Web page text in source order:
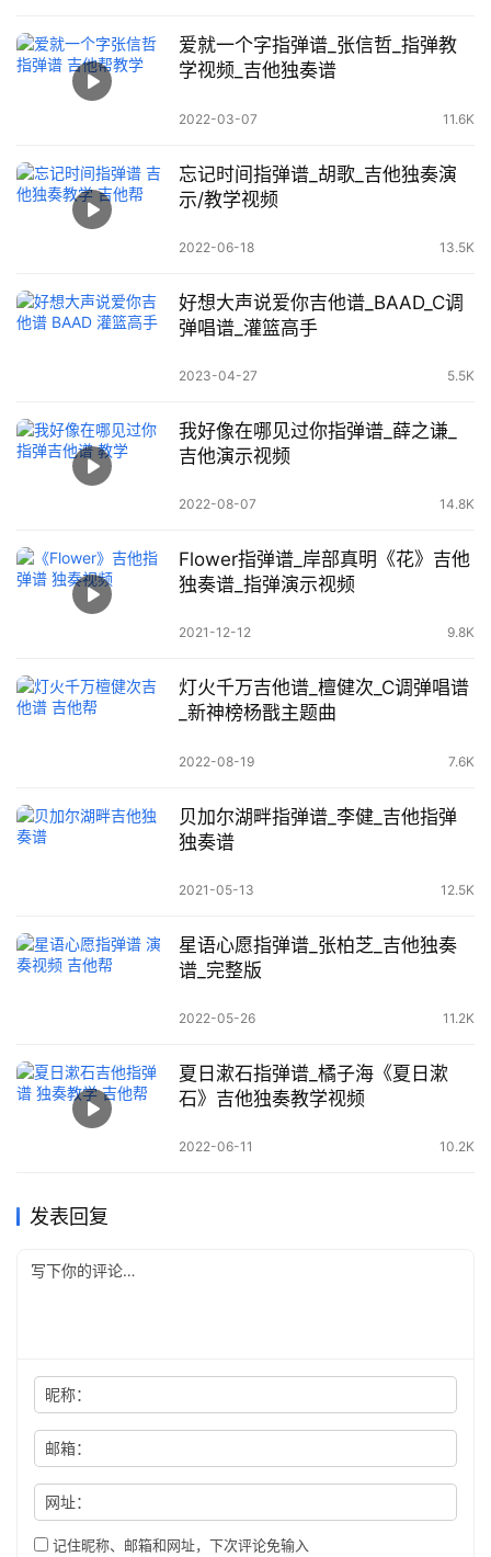
爱就一个字指弹谱_张信哲_指弹教
学视频_吉他独奏谱
2022-03-07 11.6K
忘记时间指弹谱_胡歌_吉他独奏演
示/教学视频
2022-06-18 13.5K
好想大声说爱你吉他谱_BAAD_C调
弹唱谱_灌篮高手
2023-04-27 5.5K
我好像在哪见过你指弹谱_薛之谦_
吉他演示视频
2022-08-07 14.8K
Flower指弹谱_岸部真明《花》吉他
独奏谱_指弹演示视频
2021-12-12 9.8K
灯火千万吉他谱_檀健次_C调弹唱谱
_新神榜杨戬主题曲
2022-08-19 7.6K
贝加尔湖畔指弹谱_李健_吉他指弹
独奏谱
2021-05-13 12.5K
星语心愿指弹谱_张柏芝_吉他独奏
谱_完整版
2022-05-26 11.2K
夏日漱石指弹谱_橘子海《夏日漱
石》吉他独奏教学视频
2022-06-11 10.2K
发表回复
昵称：
邮箱：
网址：
记住昵称、邮箱和网址，下次评论免输入